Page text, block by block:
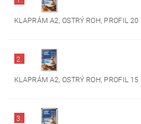
KLAPRÁM A2, OSTRÝ ROH, PROFIL 20
2.
KLAPRÁM A2, OSTRÝ ROH, PROFIL 15
3.